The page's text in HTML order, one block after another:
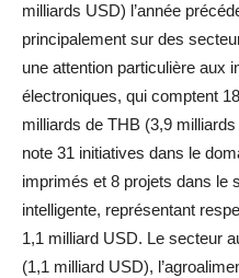
milliards USD) l’année
principalement sur des
une attention particulière aux
électroniques, qui comptent
milliards de THB (3,9
note 31 initiatives dans le
imprimés et 8 projets dans le
intelligente, représentant
1,1 milliard USD. Le secteur
(1,1 milliard USD),